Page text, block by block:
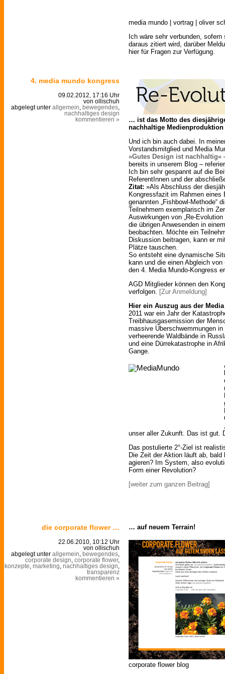
media mundo | vortrag | oliver
Ich wäre sehr verbunden,
daraus zitiert wird, darüber
hier für Fragen zur Verfügung.
4. media mundo kongress
09.02.2012, 17:16 Uhr
von ollischuh
abgelegt unter allgemein bewegendes
nachhaltiges design
kommentieren »
… ist das Motto des
nachhaltige
Und ich bin auch dabei. In
Vorstandsmitglied und Media
»Gutes Design ist nachhaltig«
bereits in unserem Blog –
Ich bin sehr gespannt auf die
ReferentInnen und der
Zitat: »Als Abschluss der
Kongressfazit im Rahmen
genannten „Fishbowl-Methode“
Teilnehmern exemplarisch im
Auswirkungen von „Re-
die übrigen Anwesenden in
beobachten. Möchte ein
Diskussion beitragen, kann er
Plätze tauschen.
So entsteht eine dynamische
kann und die einen Abgleich
den 4. Media Mundo-Kongress
AGD Mitglieder können den
verfolgen. [Zur Anmeldung]
Hier ein Auszug aus der
2011 war ein Jahr der
Treibhausgasemission der
massive Überschwemmungen
verheerende Waldbände in
und eine Dürrekatastrophe in
Gange.
unser aller Zukunft. Das ist gut.
Das postulierte 2°-Ziel ist
Die Zeit der Aktion läuft ab,
agieren? Im System, also
Form einer Revolution?
[weiter zum ganzen Beitrag]
die corporate flower …
22.06.2010, 10:12 Uhr
von ollischuh
abgelegt unter allgemein bewegendes
corporate design corporate flower,
konzepte marketing nachhaltiges design
transparenz
kommentieren »
… auf neuem Terrain!
corporate flower blog